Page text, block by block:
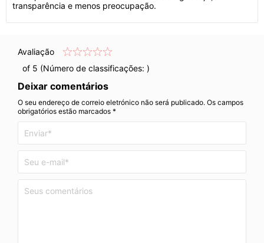
transparência e menos preocupação.
Avaliação
of 5 (Número de classificações: )
Deixar comentários
O seu endereço de correio eletrónico não será publicado. Os campos
obrigatórios estão marcados *